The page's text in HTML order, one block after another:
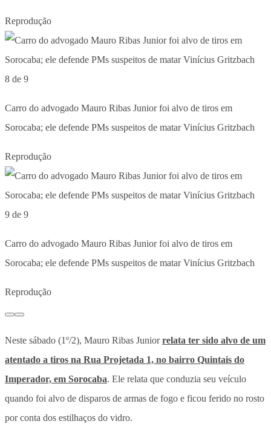
Reprodução
8 de 9
Carro do advogado Mauro Ribas Junior foi alvo de tiros em
Sorocaba; ele defende PMs suspeitos de matar Vinícius Gritzbach
Reprodução
9 de 9
Carro do advogado Mauro Ribas Junior foi alvo de tiros em
Sorocaba; ele defende PMs suspeitos de matar Vinícius Gritzbach
Reprodução
Neste sábado (1º/2), Mauro Ribas Juniorrelata ter sido alvo de um
atentado a tiros na Rua Projetada 1, no bairro Quintais do
Imperador, em Sorocaba. Ele relata que conduzia seu veículo
quando foi alvo de disparos de armas de fogo e ficou ferido no rosto
por conta dos estilhaços do vidro.